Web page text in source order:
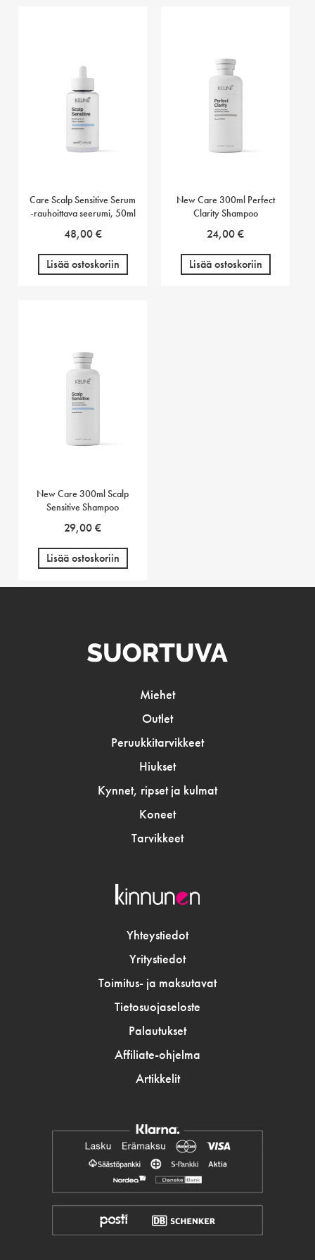
Care Scalp Sensitive Serum
-rauhoittava seerumi, 50ml
48,00€
Lisää ostoskoriin
New Care 300ml Perfect
Clarity Shampoo
24,00€
Lisää ostoskoriin
New Care 300ml Scalp
Sensitive Shampoo
29,00€
Lisää ostoskoriin
Miehet
Outlet
Peruukkitarvikkeet
Hiukset
Kynnet, ripset ja kulmat
Koneet
Tarvikkeet
Yhteystiedot
Yritystiedot
Toimitus- ja maksutavat
Tietosuojaseloste
Palautukset
Affiliate-ohjelma
Artikkelit